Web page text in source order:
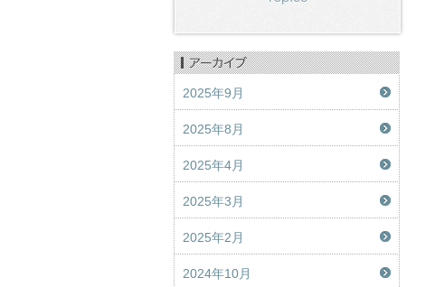
2025年9月
2025年8月
2025年4月
2025年3月
2025年2月
2024年10月